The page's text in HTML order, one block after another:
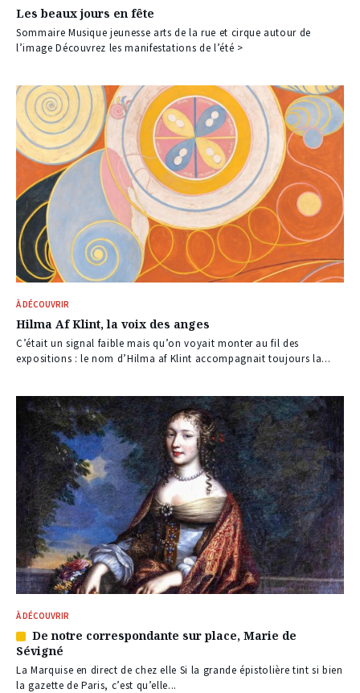
Les beaux jours en fête
Sommaire Musique jeunesse arts de la rue et cirque autour de
l’image Découvrez les manifestations de l’été >
À DÉCOUVRIR
Hilma Af Klint, la voix des anges
C’était un signal faible mais qu’on voyait monter au fil des
expositions : le nom d’Hilma af Klint accompagnait toujours la...
À DÉCOUVRIR
Article
réservé
à
nos
De notre correspondante sur place, Marie de
Sévigné
La Marquise en direct de chez elle Si la grande épistolière tint si bien
la gazette de Paris, c’est qu’elle...